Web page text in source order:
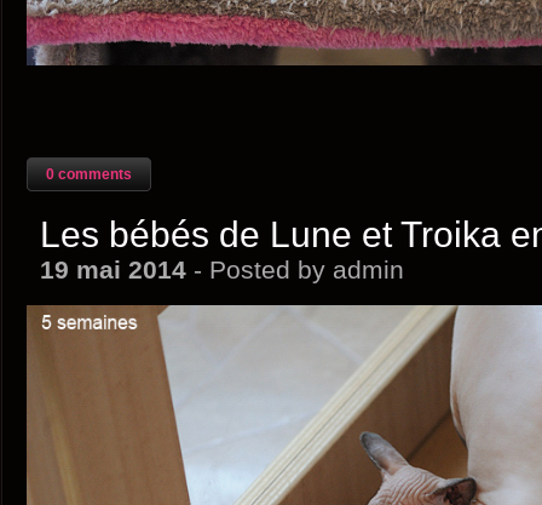
0 comments
Les bébés de Lune et Troika
19 mai 2014- Posted by admin